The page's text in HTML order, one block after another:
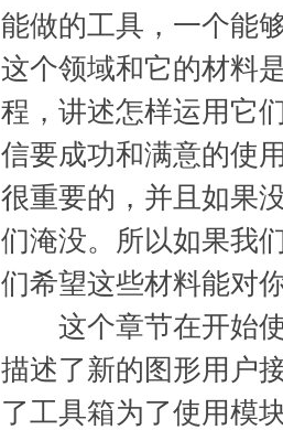
能做的工具，一个能
这个领域和它的材料
程，讲述怎样运用它
信要成功和满意的使
很重要的，并且如果
们淹没。所以如果我
们希望这些材料能对
这个章节在开始使
描述了新的图形用户
了工具箱为了使用模